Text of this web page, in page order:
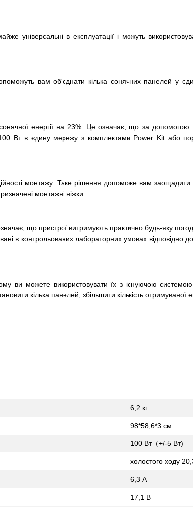
універсальні в експлуатації і можуть
вам об'єднати кілька сонячних панелей у
енергії на 23%. Це означає, що за допомогою
Вт в єдину мережу з комплектами Power Kit або
монтажу. Таке рішення допоможе вам заощадити
монтажні ніжки.
що пристрої витримують практично будь-яку
в контрольованих лабораторних умовах
ви можете використовувати їх з існуючою
кілька панелей, збільшити кількість отримуваної
6,2 кг
98*58,6*3 см
100 Вт（+/-5 Вт)
холостого ходу
6,3 А
17,1 В